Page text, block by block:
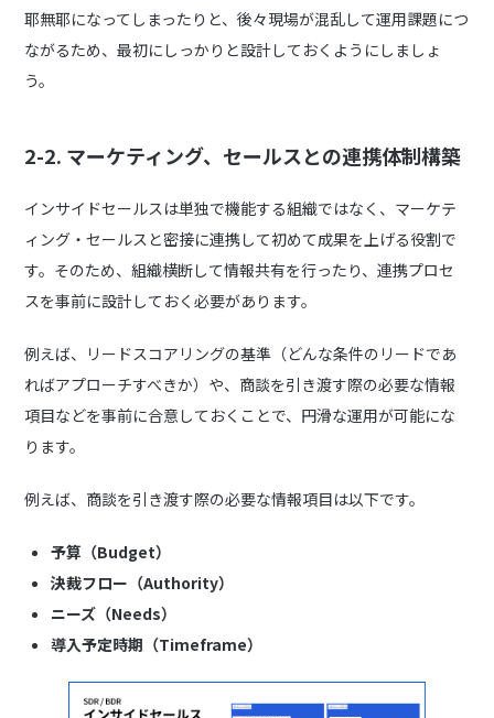
耶無耶になってしまったりと、後々現場が混乱して運用課題につ
ながるため、最初にしっかりと設計しておくようにしましょ
う。
2-2. マーケティング、セールスとの連携体制構築
インサイドセールスは単独で機能する組織ではなく、マーケテ
ィング・セールスと密接に連携して初めて成果を上げる役割で
す。そのため、組織横断して情報共有を行ったり、連携プロセ
スを事前に設計しておく必要があります。
例えば、リードスコアリングの基準（どんな条件のリードであ
ればアプローチすべきか）や、商談を引き渡す際の必要な情報
項目などを事前に合意しておくことで、円滑な運用が可能にな
ります。
例えば、商談を引き渡す際の必要な情報項目は以下です。
予算（Budget）
決裁フロー（Authority）
ニーズ（Needs）
導入予定時期（Timeframe）